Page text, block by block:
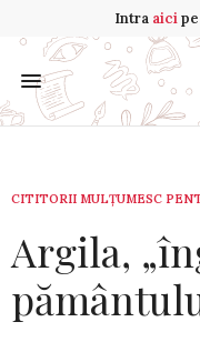
Intra aici
CITITORII MULȚUMESC
Argila,